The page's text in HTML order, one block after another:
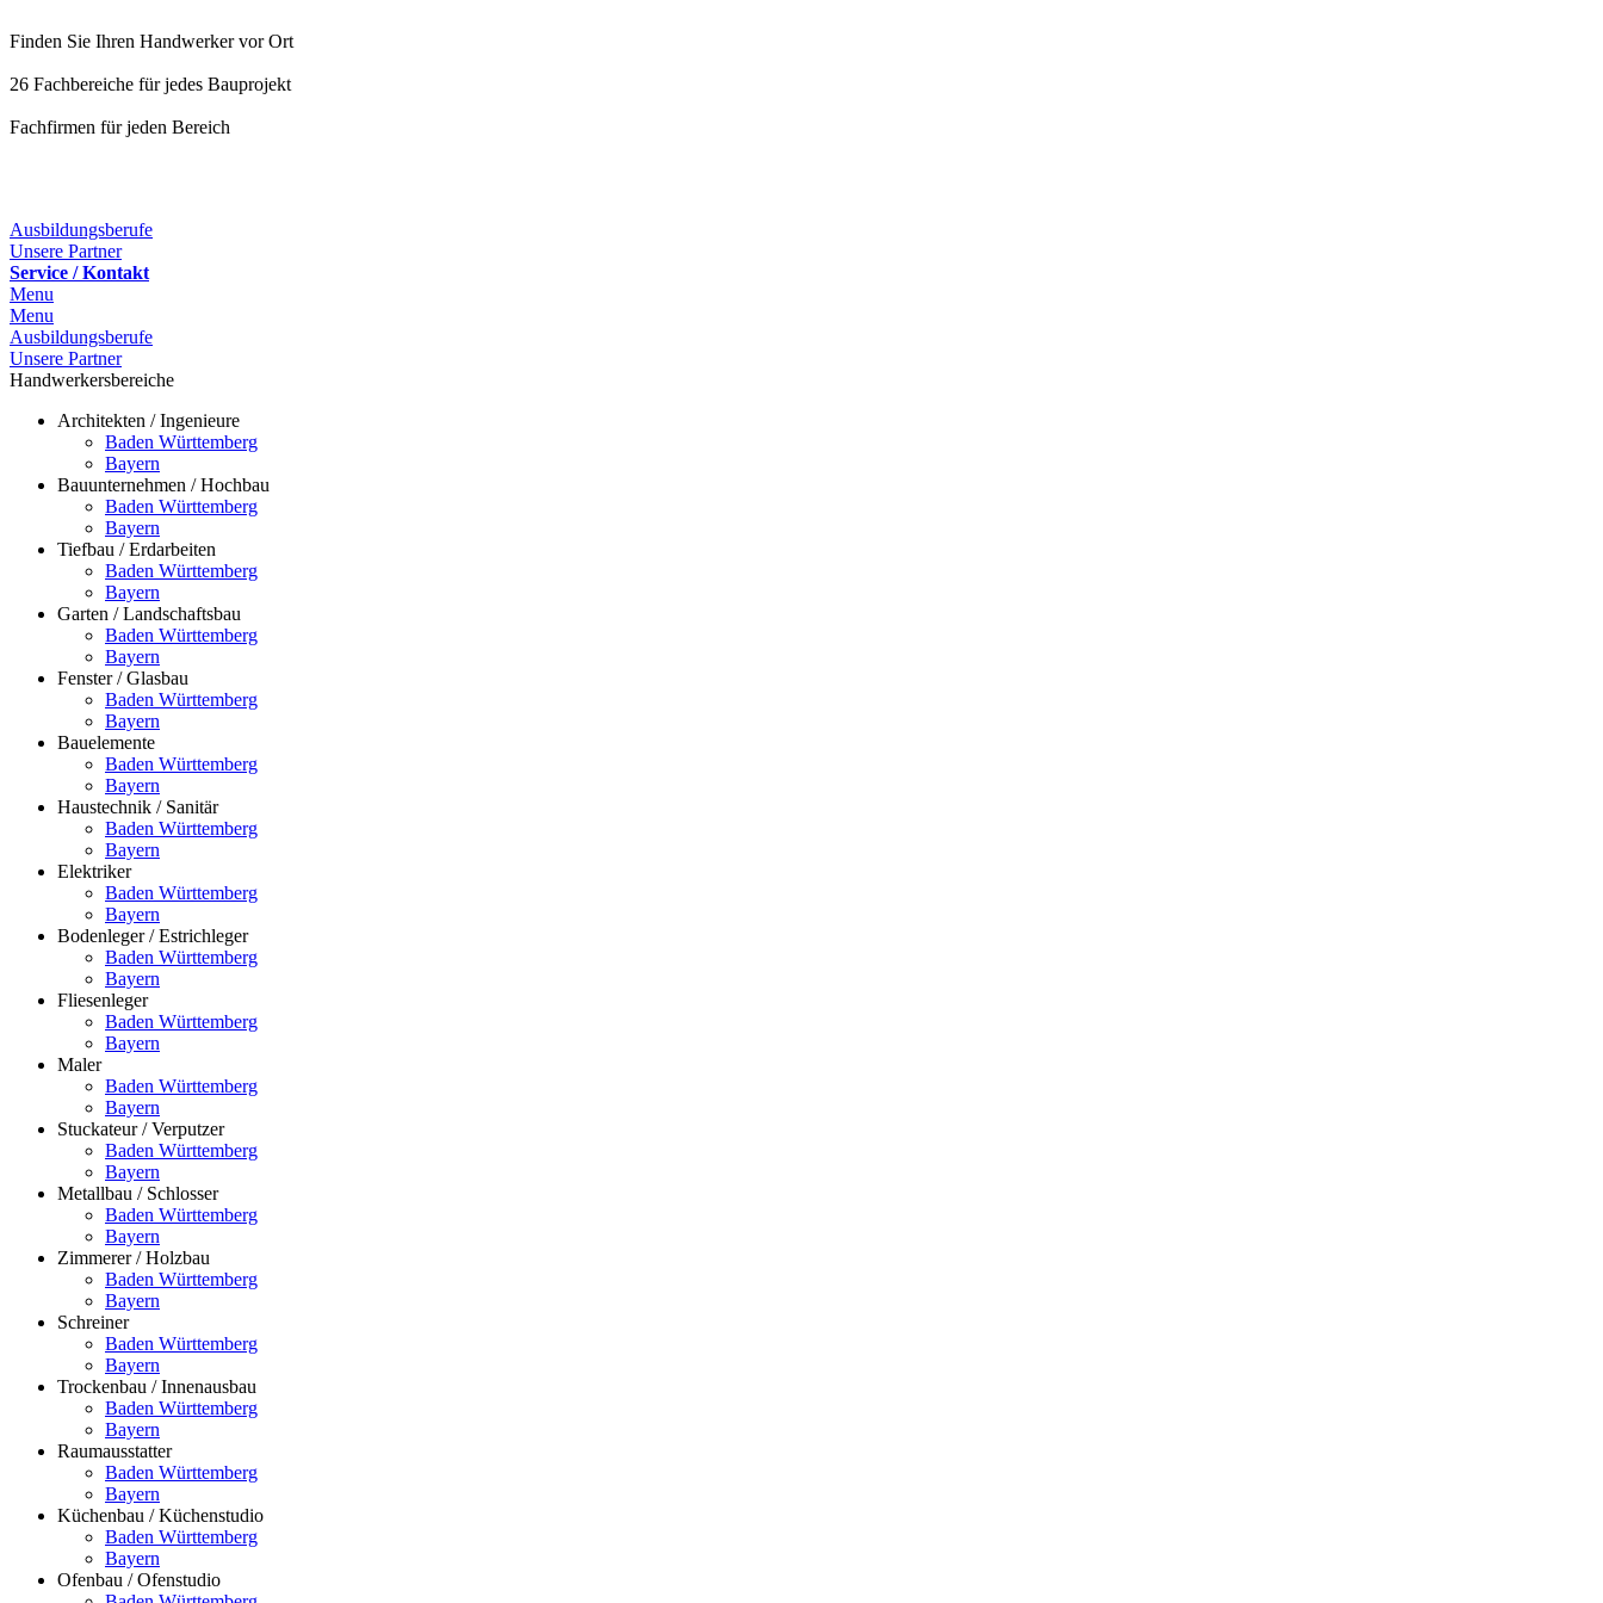
Finden Sie Ihren Handwerker vor Ort
26 Fachbereiche für jedes Bauprojekt
Fachfirmen für jeden Bereich
Ausbildungsberufe
Unsere Partner
Service / Kontakt
Menu
Menu
Ausbildungsberufe
Unsere Partner
Handwerkersbereiche
Architekten / Ingenieure
Baden Württemberg
Bayern
Bauunternehmen / Hochbau
Baden Württemberg
Bayern
Tiefbau / Erdarbeiten
Baden Württemberg
Bayern
Garten / Landschaftsbau
Baden Württemberg
Bayern
Fenster / Glasbau
Baden Württemberg
Bayern
Bauelemente
Baden Württemberg
Bayern
Haustechnik / Sanitär
Baden Württemberg
Bayern
Elektriker
Baden Württemberg
Bayern
Bodenleger / Estrichleger
Baden Württemberg
Bayern
Fliesenleger
Baden Württemberg
Bayern
Maler
Baden Württemberg
Bayern
Stuckateur / Verputzer
Baden Württemberg
Bayern
Metallbau / Schlosser
Baden Württemberg
Bayern
Zimmerer / Holzbau
Baden Württemberg
Bayern
Schreiner
Baden Württemberg
Bayern
Trockenbau / Innenausbau
Baden Württemberg
Bayern
Raumausstatter
Baden Württemberg
Bayern
Küchenbau / Küchenstudio
Baden Württemberg
Bayern
Ofenbau / Ofenstudio